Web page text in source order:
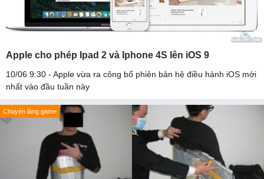
Apple cho phép Ipad 2 và Iphone 4S lên iOS 9
10/06 9:30 - Apple vừa ra công bố phiên bản hệ điều hành iOS mới
nhất vào đầu tuần này
Chuyện làng game